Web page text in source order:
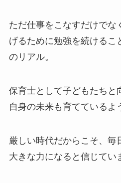
ただ仕事をこなすだけでな
げるために勉強を続けるこ
のリアル。
保育士として子どもたちと
自身の未来も育てているよ
厳しい時代だからこそ、毎
大きな力になると信じてい